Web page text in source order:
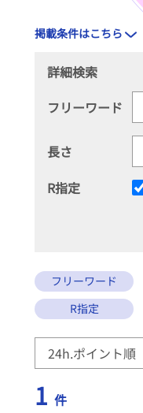
掲載条件はこちら
詳細検索
フリーワード
長さ
R指定
フリーワード
R指定
1 件